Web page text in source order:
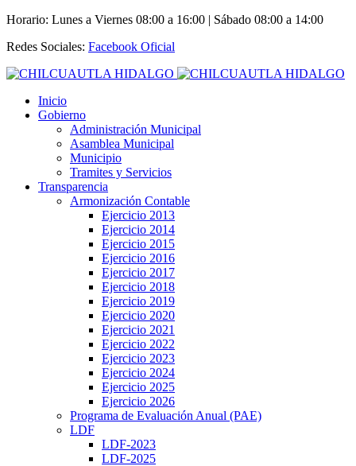
Horario: Lunes a Viernes 08:00 a 16:00 | Sábado 08:00 a 14:00
Redes Sociales: Facebook Oficial
Inicio
Gobierno
Administración Municipal
Asamblea Municipal
Municipio
Tramites y Servicios
Transparencia
Armonización Contable
Ejercicio 2013
Ejercicio 2014
Ejercicio 2015
Ejercicio 2016
Ejercicio 2017
Ejercicio 2018
Ejercicio 2019
Ejercicio 2020
Ejercicio 2021
Ejercicio 2022
Ejercicio 2023
Ejercicio 2024
Ejercicio 2025
Ejercicio 2026
Programa de Evaluación Anual (PAE)
LDF
LDF-2023
LDF-2025